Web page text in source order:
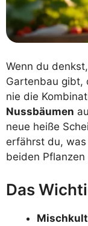
Wenn du
Gartenbau gibt,
nie die
Nussbäumen
neue heiße
erfährst du,
beiden
Das